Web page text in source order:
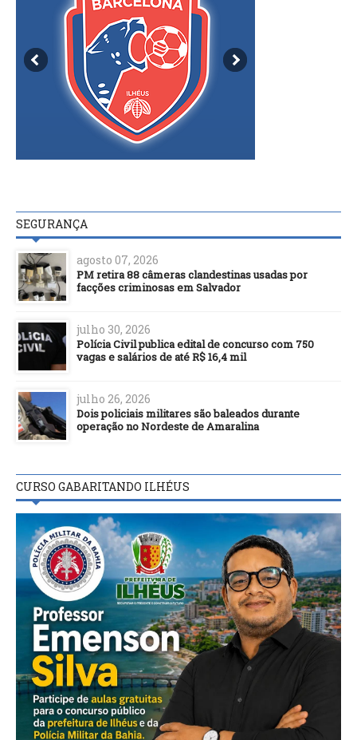
SEGURANÇA
agosto 07, 2026
PM retira 88 câmeras clandestinas usadas por
facções criminosas em Salvador
julho 30, 2026
Polícia Civil publica edital de concurso com 750
vagas e salários de até R$ 16,4 mil
julho 26, 2026
Dois policiais militares são baleados durante
operação no Nordeste de Amaralina
CURSO GABARITANDO ILHÉUS